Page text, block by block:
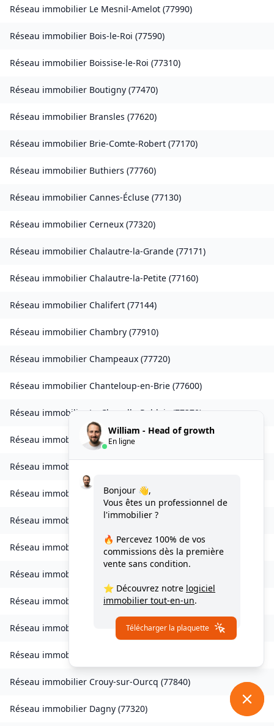
Réseau immobilier Le Mesnil-Amelot (77990)
Réseau immobilier Bois-le-Roi (77590)
Réseau immobilier Boissise-le-Roi (77310)
Réseau immobilier Boutigny (77470)
Réseau immobilier Bransles (77620)
Réseau immobilier Brie-Comte-Robert (77170)
Réseau immobilier Buthiers (77760)
Réseau immobilier Cannes-Écluse (77130)
Réseau immobilier Cerneux (77320)
Réseau immobilier Chalautre-la-Grande (77171)
Réseau immobilier Chalautre-la-Petite (77160)
Réseau immobilier Chalifert (77144)
Réseau immobilier Chambry (77910)
Réseau immobilier Champeaux (77720)
Réseau immobilier Chanteloup-en-Brie (77600)
Réseau immobilier La Chapelle-Rablais (77370)
Réseau immobilierLes Chapelles-Bourbon
Réseau immobilier
Réseau immobilier Charny(77410)
Réseau immobilier Chessy(77700)
Réseau immobilier Combs-la-Ville(77380)
Réseau immobilier
Réseau immobilier Condé-Sainte-Libiaire(77450
Réseau immobilier Coupvray(77700)
Réseau immobilier
Réseau immobilier Crouy-sur-Ourcq (77840)
Réseau immobilier Dagny (77320)
William - Head of growth
En ligne
Bonjour 👋,
Vous êtes un professionnel de
l'immobilier ?
🔥 Percevez 100% de vos
commissions dès la première
vente sans condition.
⭐ Découvrez notre logiciel
immobilier tout-en-un.
Télécharger la plaquette